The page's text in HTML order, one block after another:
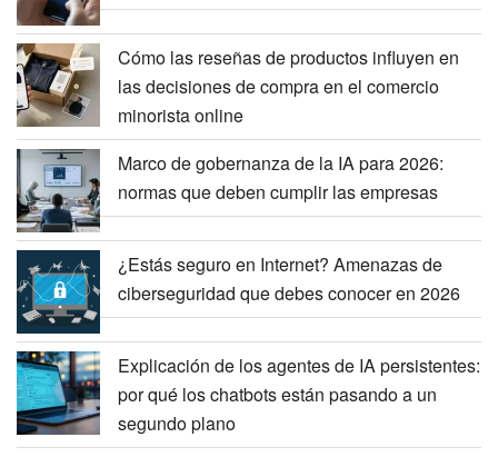
Cómo las reseñas de productos influyen en
las decisiones de compra en el comercio
minorista online
Marco de gobernanza de la IA para 2026:
normas que deben cumplir las empresas
¿Estás seguro en Internet? Amenazas de
ciberseguridad que debes conocer en 2026
Explicación de los agentes de IA persistentes:
por qué los chatbots están pasando a un
segundo plano